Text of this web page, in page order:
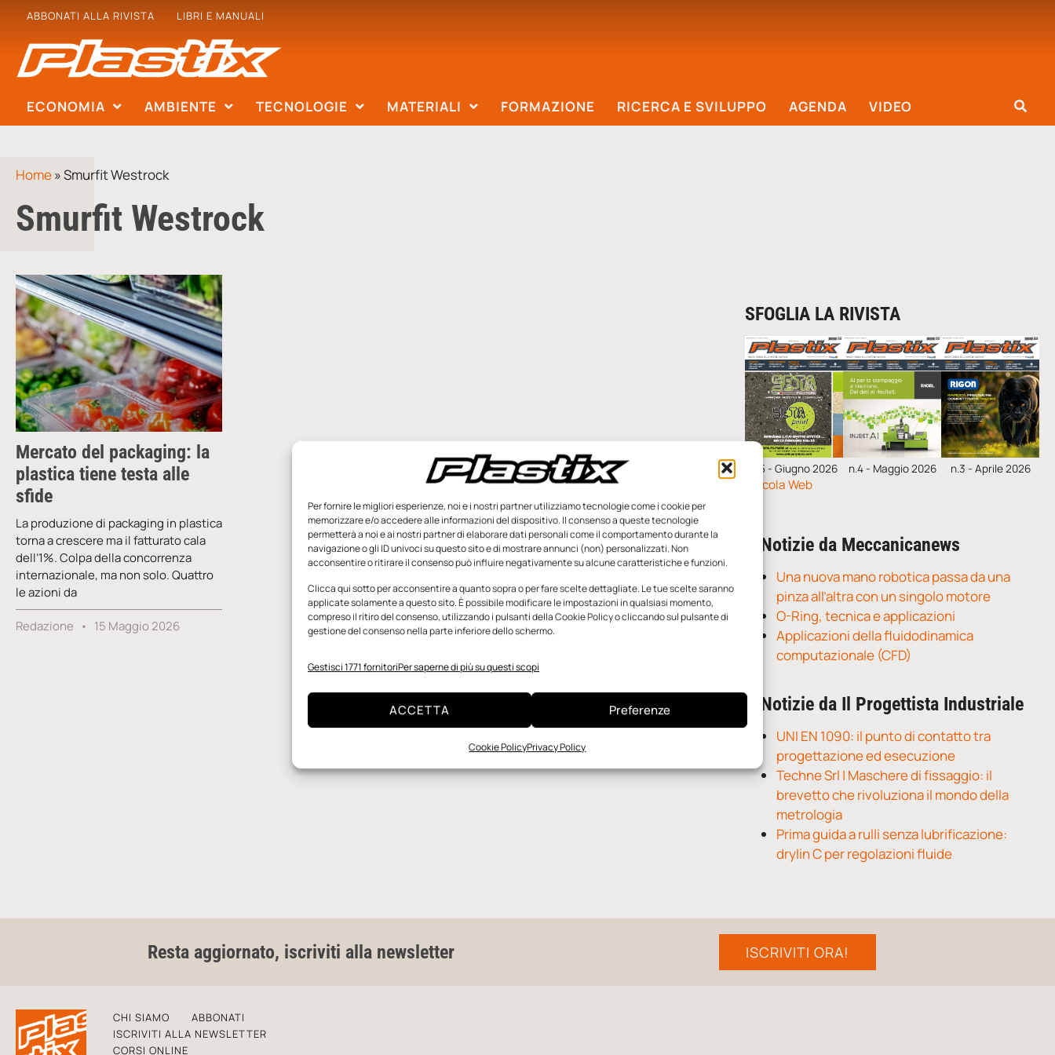
Per fornire le migliori esperienze, noi e i nostri partner utilizziamo tecnologie come i cookie per
memorizzare e/o accedere alle informazioni del dispositivo. Il consenso a queste tecnologie
permetterà a noi e ai nostri partner di elaborare dati personali come il comportamento durante la
navigazione o gli ID univoci su questo sito e di mostrare annunci (non) personalizzati. Non
acconsentire o ritirare il consenso può influire negativamente su alcune caratteristiche e funzioni.
Clicca qui sotto per acconsentire a quanto sopra o per fare scelte dettagliate. Le tue scelte saranno
applicate solamente a questo sito. È possibile modificare le impostazioni in qualsiasi momento,
compreso il ritiro del consenso, utilizzando i pulsanti della Cookie Policy o cliccando sul pulsante di
gestione del consenso nella parte inferiore dello schermo.
Gestisci 1771 fornitoriPer saperne di più su questi scopi
ACCETTA Preferenze
Cookie PolicyPrivacy Policy
ABBONATI ALLA RIVISTA LIBRI E MANUALI
ECONOMIA AMBIENTE TECNOLOGIE MATERIALI FORMAZIONE RICERCA E SVILUPPO AGENDA VIDEO
Home»Smurfit Westrock
Smurfit Westrock
Mercato del packaging: la
plastica tiene testa alle
sfide
La produzione di packaging in plastica
torna a crescere ma il fatturato cala
dell’1%. Colpa della concorrenza
internazionale, ma non solo. Quattro
le azioni da
Redazione 15 Maggio 2026
SFOGLIA LA RIVISTA
n.5 - Giugno 2026 n.4 - Maggio 2026 n.3 - Aprile 2026
Edicola Web
Notizie da Meccanicanews
Una nuova mano robotica passa da una
pinza all’altra con un singolo motore
O-Ring, tecnica e applicazioni
Applicazioni della fluidodinamica
computazionale (CFD)
Notizie da Il Progettista Industriale
UNI EN 1090: il punto di contatto tra
progettazione ed esecuzione
Techne Srl | Maschere di fissaggio: il
brevetto che rivoluziona il mondo della
metrologia
Prima guida a rulli senza lubrificazione:
drylin C per regolazioni fluide
Resta aggiornato, iscriviti alla newsletter ISCRIVITI ORA!
CHI SIAMO
ABBONATI
ISCRIVITI ALLA NEWSLETTER
CORSI ONLINE